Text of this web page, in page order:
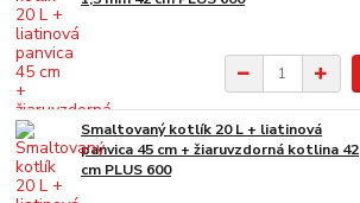
Smaltovaný kotlík 20 L + liatinová
panvica 45 cm + žiaruvzdorná kotlina 42
cm PLUS 600